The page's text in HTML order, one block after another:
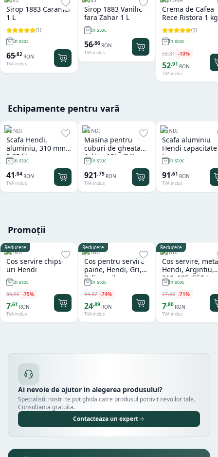
Sirop 1883 Caramel
1 L
(1)
In stoc
65,82 RON
TVA inclus
Sirop 1883 Vanilie
fara Zahar 1 L
In stoc
56,86 RON
TVA inclus
Crema de Cafea
Rece Ristora 1 kg
(1)
In stoc
58,81 -10%
52,91 RON
TVA inclus
Echipamente pentru vară
HENDI
Scafa Hendi,
aluminiu, 310 mm,
0.65 litri
In stoc
41,04 RON
TVA inclus
HENDI
Masina pentru
cuburi de gheata
Arktic, 12kg/24h
In stoc
921,79 RON
TVA inclus
HENDI
Scafa aluminiu
Hendi
L In stoc
91,61 RON
TVA inclus
Promoții
Reducere
HENDI
Cos servire chips-
uri Hendi
In stoc
30,56 -75%
7,61 RON
TVA inclus
Reducere
HENDI
Cos pentru servire
paine, Hendi, Gri,
Polipropilena,
design impletit tip
ratan, ø370x(h)120
mm
In stoc
94,07 -74%
24,89 RON
TVA inclus
Reducere
HENDI
Cos servire,
Hendi, Argintiu,
In stoc
27,03 -71%
7,80 RON
TVA inclus
Ai nevoie de ajutor in alegerea produsului?
Specialistii nostri te pot ghida catre produsul potrivit nevoilor tale.
Consultanta gratuita.
Contacteaza un expert